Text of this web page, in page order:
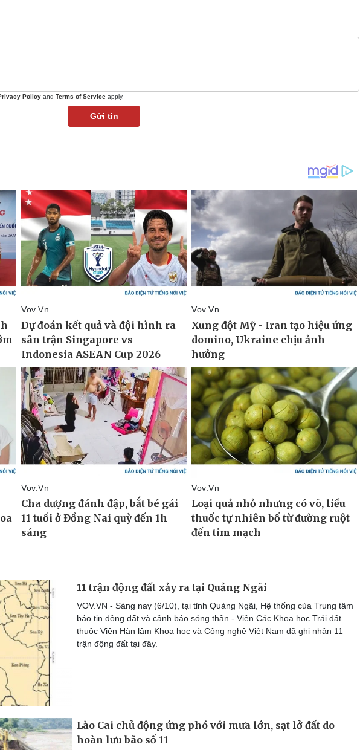
Policy and Terms of Service apply.
Gửi tin
11 trận động đất xảy ra tại Quảng Ngãi
VOV.VN - Sáng nay (6/10), tại tỉnh Quảng Ngãi, Hệ thống của Trung tâm
báo tin động đất và cảnh báo sóng thần - Viện Các Khoa học Trái đất
thuộc Viện Hàn lâm Khoa học và Công nghệ Việt Nam đã ghi nhận 11
trận động đất tại đây.
Lào Cai chủ động ứng phó với mưa lớn, sạt lở đất do
hoàn lưu bão số 11